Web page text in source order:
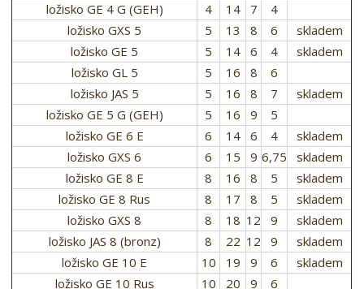
ložisko GE 4 G (GEH)
4 14 7
4
ložisko GXS 5
5 13 8 6
skladem
ložisko GE 5
5 14 6 4
skladem
ložisko GL 5
5 16 8
6
ložisko JAS 5
5 16 8 7
skladem
ložisko GE 5 G (GEH)
5 16 9
5
ložisko GE 6 E
6 14 6 4
skladem
ložisko GXS 6
6 15 9 6,75
skladem
ložisko GE 8 E
8 16 8 5
skladem
ložisko GE 8 Rus
8 17 8 5
skladem
ložisko GXS 8
8 18 12 9
skladem
ložisko JAS 8 (bronz)
8 22 12 9
skladem
ložisko GE 10 E
10 19 9 6
skladem
ložisko GE 10 Rus
10 20 9
6